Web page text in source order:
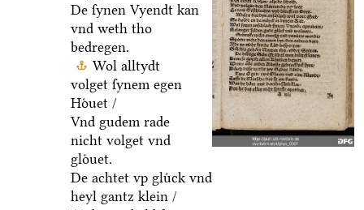
De ſynen Vyendt kan
vnd weth tho
bedregen.
Wol alltydt
volget ſynem egen
Hoͤuet /
Vnd gudem rade
nicht volget vnd
gloͤuet.
De achtet vp gluͤck vnd
heyl gantz klein /